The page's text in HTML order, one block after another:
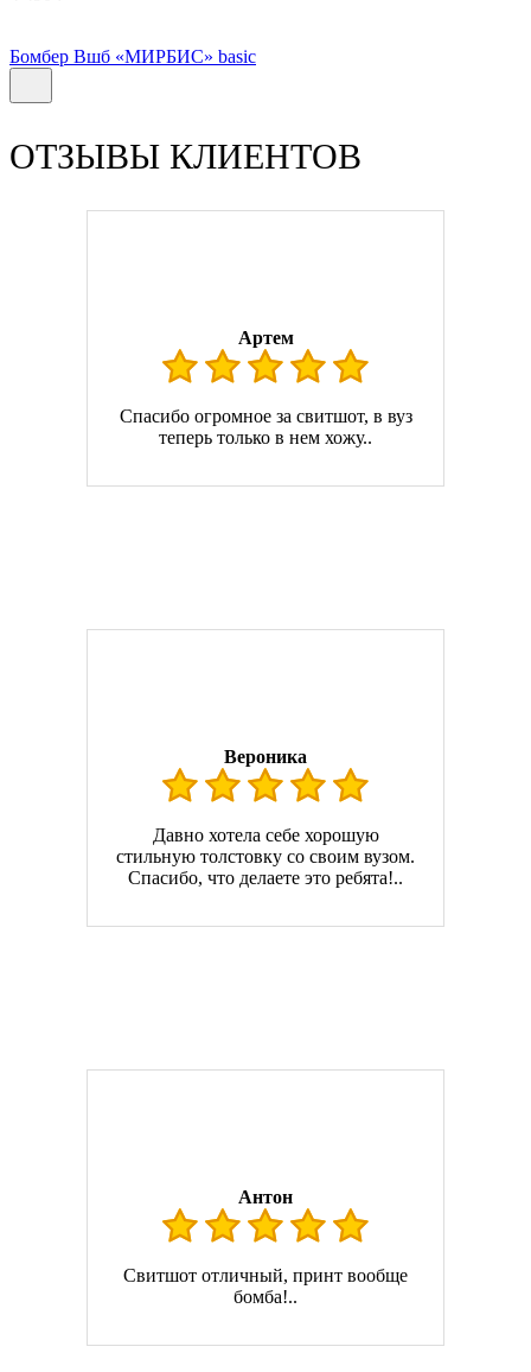
Бомбер Вшб «МИРБИС» basic
ОТЗЫВЫ КЛИЕНТОВ
Артем
Спасибо огромное за свитшот, в вуз
теперь только в нем хожу..
Вероника
Давно хотела себе хорошую
стильную толстовку со своим вузом.
Спасибо, что делаете это ребята!..
Антон
Свитшот отличный, принт вообще
бомба!..